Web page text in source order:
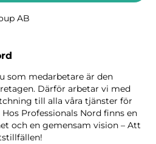
AB
som medarbetare är den
Därför arbetar vi med
till alla våra tjänster för
Professionals Nord finns en
och en gemensam vision – Att